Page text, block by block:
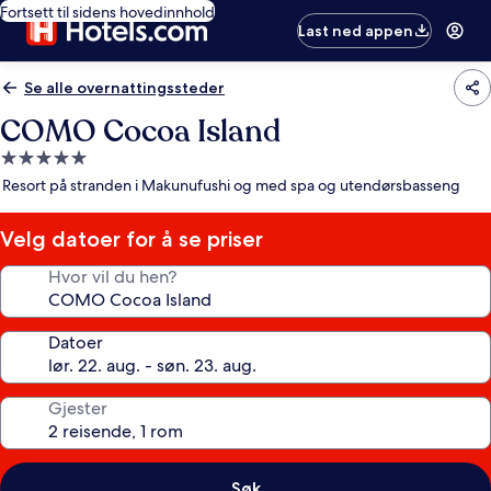
Fortsett til sidens hovedinnhold
Last ned appen
Se alle overnattingssteder
COMO Cocoa Island
Overnattingssted
med
stjerner
Resort på stranden i Makunufushi og med spa og utendørsbasseng
Velg datoer for å se priser
Hvor vil du hen?
Datoer
Gjester